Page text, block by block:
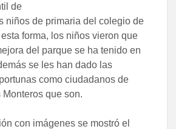
de
niños de primaria del colegio de
forma, los niños vieron que
del parque se ha tenido en
se les han dado las
como ciudadanos de
que son.
con imágenes se mostró el